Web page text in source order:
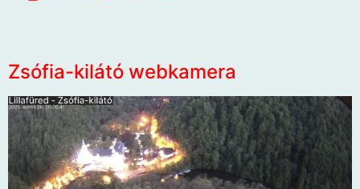
Zsófia-kilátó webkamera